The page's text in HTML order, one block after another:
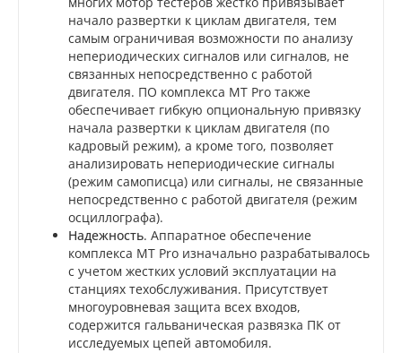
начало развертки к циклам двигателя, тем
самым ограничивая возможности по анализу
непериодических сигналов или сигналов, не
связанных непосредственно с работой
двигателя. ПО комплекса MT Pro также
обеспечивает гибкую опциональную привязку
начала развертки к циклам двигателя (по
кадровый режим), а кроме того, позволяет
анализировать непериодические сигналы
(режим самописца) или сигналы, не связанные
непосредственно с работой двигателя (режим
осциллографа).
Надежность. Аппаратное обеспечение
комплекса MT Pro изначально разрабатывалось
с учетом жестких условий эксплуатации на
станциях техобслуживания. Присутствует
многоуровневая защита всех входов,
содержится гальваническая развязка ПК от
исследуемых цепей автомобиля.